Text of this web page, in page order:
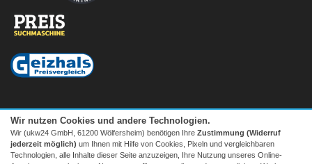
Wir nutzen Cookies und andere Technologien.
Wir (ukw24 GmbH, 61200 Wölfersheim) benötigen Ihre Zustimmung (Widerruf
jederzeit möglich) um Ihnen mit Hilfe von Cookies, Pixeln und vergleichbaren
Technologien, alle Inhalte dieser Seite anzuzeigen, Ihre Nutzung unseres Online-